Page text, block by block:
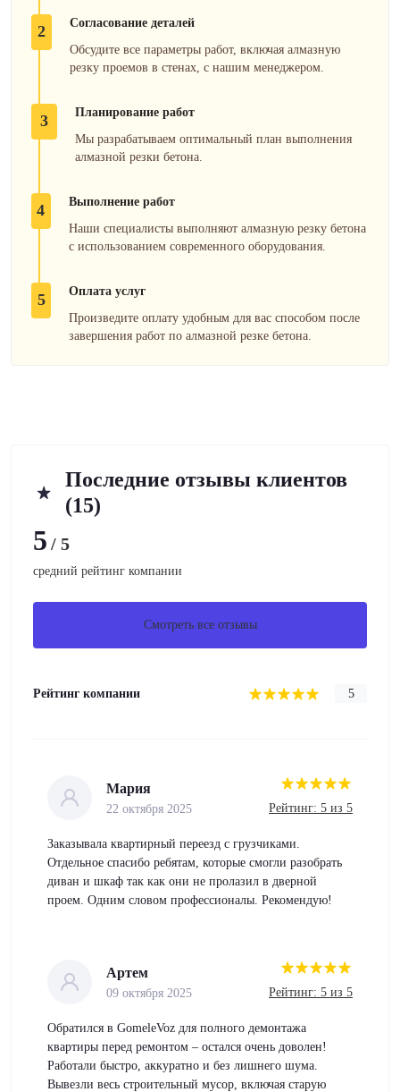
2
Согласование деталей
Обсудите все параметры работ, включая алмазную
резку проемов в стенах, с нашим менеджером.
3
Планирование работ
Мы разрабатываем оптимальный план выполнения
алмазной резки бетона.
4
Выполнение работ
Наши специалисты выполняют алмазную резку бетона
с использованием современного оборудования.
5
Оплата услуг
Произведите оплату удобным для вас способом после
завершения работ по алмазной резке бетона.
Последние отзывы клиентов
(15)
5 / 5
средний рейтинг компании
Смотреть все отзывы
Рейтинг компании 5
Мария
22 октября 2025 Рейтинг: 5 из 5
Заказывала квартирный переезд с грузчиками.
Отдельное спасибо ребятам, которые смогли разобрать
диван и шкаф так как они не пролазил в дверной
проем. Одним словом профессионалы. Рекомендую!
Артем
09 октября 2025 Рейтинг: 5 из 5
Обратился в GomeleVoz для полного демонтажа
квартиры перед ремонтом – остался очень доволен!
Работали быстро, аккуратно и без лишнего шума.
Вывезли весь строительный мусор, включая старую